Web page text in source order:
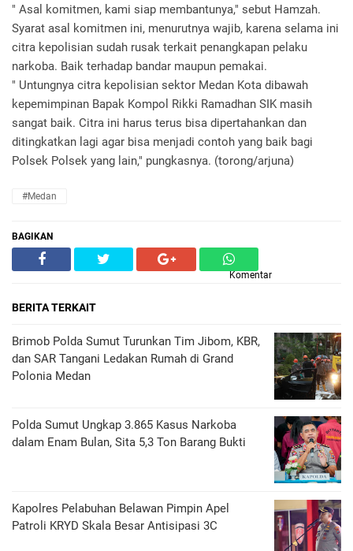
" Asal komitmen, kami siap membantunya," sebut Hamzah.
Syarat asal komitmen ini, menurutnya wajib, karena selama ini
citra kepolisian sudah rusak terkait penangkapan pelaku
narkoba. Baik terhadap bandar maupun pemakai.
" Untungnya citra kepolisian sektor Medan Kota dibawah
kepemimpinan Bapak Kompol Rikki Ramadhan SIK masih
sangat baik. Citra ini harus terus bisa dipertahankan dan
ditingkatkan lagi agar bisa menjadi contoh yang baik bagi
Polsek Polsek yang lain," pungkasnya. (torong/arjuna)
#Medan
BAGIKAN
Komentar
BERITA TERKAIT
Brimob Polda Sumut Turunkan Tim Jibom, KBR,
dan SAR Tangani Ledakan Rumah di Grand
Polonia Medan
Polda Sumut Ungkap 3.865 Kasus Narkoba
dalam Enam Bulan, Sita 5,3 Ton Barang Bukti
Kapolres Pelabuhan Belawan Pimpin Apel
Patroli KRYD Skala Besar Antisipasi 3C